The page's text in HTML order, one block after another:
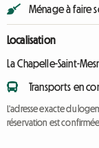
Ménage à faire
Localisation
La Chapelle-Saint-
Transports en
L'adresse exacte du
réservation est